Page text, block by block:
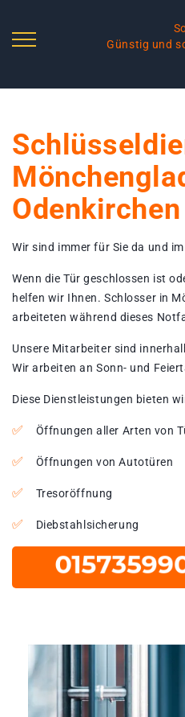
Günstig und
Odenkirchen
Wir sind immer für Sie da und
Wenn die Tür geschlossen ist
helfen wir Ihnen. Schlosser in
arbeiteten während dieses
Unsere Mitarbeiter sind
Wir arbeiten an Sonn- und
Diese Dienstleistungen bieten
Öffnungen aller Arten von
Öffnungen von Autotüren
Tresoröffnung
Diebstahlsicherung